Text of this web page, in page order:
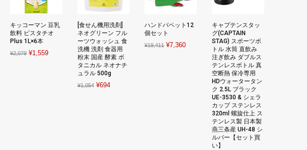
キッコーマン 豆乳
飲料 ピスタチオ
Plus 1L×6本
¥2,079 Original
¥1,559Current
[食せん機用洗剤]
ネオグリーン フル
ーツウォッシュ 食
洗機 洗剤 食器用
粉末 国産 酵素 ボ
タニカル ネオナチ
ュラル 500g
¥1,054 Original
¥694Current
ハンドパペット12
個セット
¥19,411 Original
¥7,360Current
キャプテンスタッ
グ(CAPTAIN
STAG) スポーツボ
トル 水筒 直飲み
注ぎ飲み ダブルス
テンレスボトル 真
空断熱 保冷専用
HDウォータータン
ク 2.5L ブラック
UE-3530 & シェラ
カップ ステンレス
320ml 螺旋仕上 ス
テンレス製 日本製
燕三条産 UH-48 シ
ルバー【セット買
い】